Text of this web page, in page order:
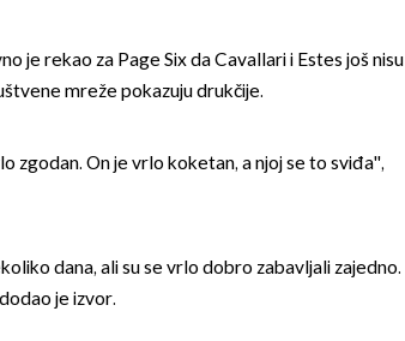
je rekao za Page Six da Cavallari i Estes još nisu
mreže pokazuju drukčije.
zgodan. On je vrlo koketan, a njoj se to sviđa'',
dana, ali su se vrlo dobro zabavljali zajedno.
je izvor.